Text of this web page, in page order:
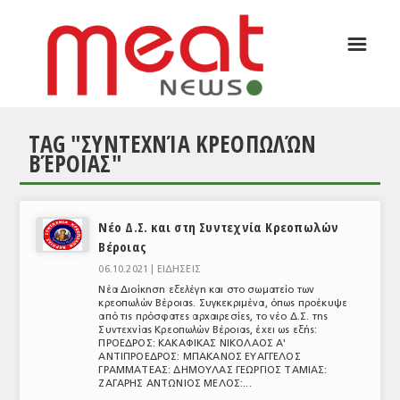
ΕΙΔΗΣΕΙΣ
ΣΥΝΕΝΤΕΥΞΕΙΣ
ΑΝΑΛΥΣΕΙΣ
ΕΥΡΩΠΑΪΚΕΣ ΑΠΟΦΑΣΕΙΣ
☰
TAG "ΣΥΝΤΕΧΝΊΑ ΚΡΕΟΠΩΛΏΝ
ΒΈΡΟΙΑΣ"
Νέο Δ.Σ. και στη Συντεχνία Κρεοπωλών
Βέροιας
06.10.2021 |
ΕΙΔΗΣΕΙΣ
Νέα Διοίκηση εξελέγη και στο σωματείο των
κρεοπωλών Βέροιας. Συγκεκριμένα, όπως προέκυψε
από τις πρόσφατες αρχαιρεσίες, το νέο Δ.Σ. της
Συντεχνίας Κρεοπωλών Βέροιας, έχει ως εξής:
ΠΡΟΕΔΡΟΣ: ΚΑΚΑΦΙΚΑΣ ΝΙΚΟΛΑΟΣ Α'
ΑΝΤΙΠΡΟΕΔΡΟΣ: ΜΠΑΚΑΝΟΣ ΕΥΑΓΓΕΛΟΣ
ΓΡΑΜΜΑΤΕΑΣ: ΔΗΜΟΥΛΑΣ ΓΕΩΡΓΙΟΣ ΤΑΜΙΑΣ:
ΖΑΓΑΡΗΣ ΑΝΤΩΝΙΟΣ ΜΕΛΟΣ:...